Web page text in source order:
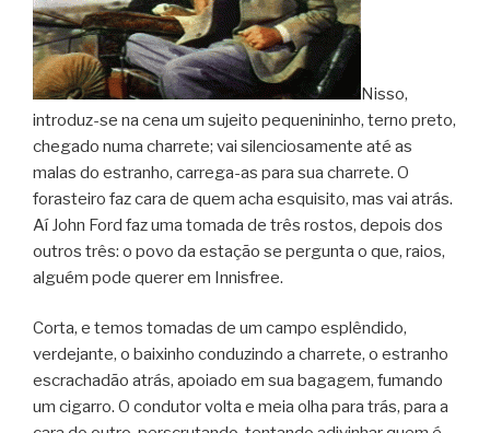
Nisso,
introduz-se na cena um sujeito pequenininho, terno preto,
chegado numa charrete; vai silenciosamente até as
malas do estranho, carrega-as para sua charrete. O
forasteiro faz cara de quem acha esquisito, mas vai atrás.
Aí John Ford faz uma tomada de três rostos, depois dos
outros três: o povo da estação se pergunta o que, raios,
alguém pode querer em Innisfree.
Corta, e temos tomadas de um campo esplêndido,
verdejante, o baixinho conduzindo a charrete, o estranho
escrachadão atrás, apoiado em sua bagagem, fumando
um cigarro. O condutor volta e meia olha para trás, para a